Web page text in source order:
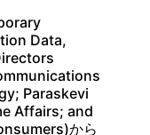
Data,
Paraskevi
Affairs; and
から